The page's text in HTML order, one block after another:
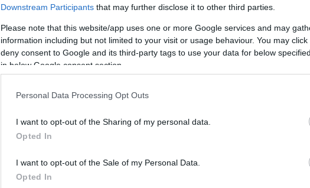
Downstream Participants that may further disclose it to other third parties.
Please note that this website/app uses one or more Google services and may
information including but not limited to your visit or usage behaviour. You may
deny consent to Google and its third-party tags to use your data for below
in below Google consent section.
Personal Data Processing Opt Outs
I want to opt-out of the Sharing of my personal data.
Opted In
I want to opt-out of the Sale of my Personal Data.
Opted In